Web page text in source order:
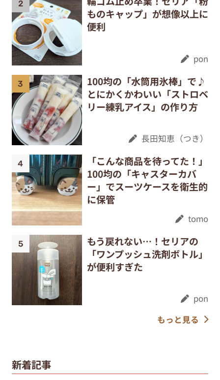
ものキャップ」が想像以上に
便利
pon
100均の「水筒用氷棒」で♪
とにかくかわいい「ストロベ
リー練乳アイス」の作り方
長田知恵（つき）
「こんな商品を待ってた！」
100均の「キャスターカバ
ー」でスーツケースを衛生的
に保管
tomo
もう戻れない…！セリアの
「ワンプッシュ洗剤ボトル」
が便利すぎた
pon
もっと見る
新着記事